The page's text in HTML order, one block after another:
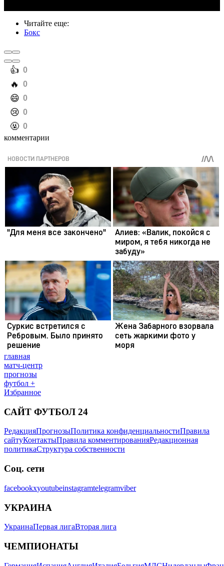
Читайте еще:
Бокс
️👍 0
️🔥 0
️😄 0
️😢 0
️🤬 0
комментарии
главная
матч-центр
прогнозы
футбол +
Избранное
САЙТ ФУТБОЛ 24
РедакцияПрогнозыПолитика конфиденциальностиПравила
сайтуКонтактыПравила комментированияРедакционная
политикаСтруктура собственности
Соц. сети
facebookxyoutubeinstagramtelegramviber
УКРАИНА
УкраинаПервая лигаВторая лига
ЧЕМПИОНАТЫ